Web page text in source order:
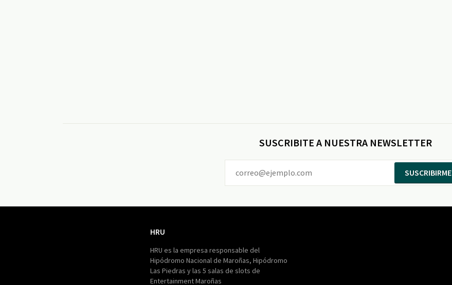
SUSCRIBITE A NUESTRA NEWSLETTER
SUSCRIBIRME
HRU
HRU es la empresa responsable del
Hipódromo Nacional de Maroñas, Hipódromo
Las Piedras y las 5 salas de slots de
Entertainment Maroñas